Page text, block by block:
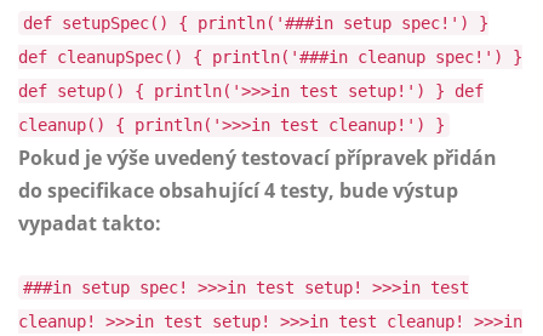
def setupSpec() { println('###in setup spec!') }
def cleanupSpec() { println('###in cleanup spec!') }
def setup() { println('>>>in test setup!') } def
cleanup() { println('>>>in test cleanup!') }
Pokud je výše uvedený testovací přípravek přidán
do specifikace obsahující 4 testy, bude výstup
vypadat takto:
###in setup spec! >>>in test setup! >>>in test
cleanup! >>>in test setup! >>>in test cleanup! >>>in